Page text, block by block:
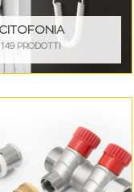
CITOFONIA
149 PRODOTTI